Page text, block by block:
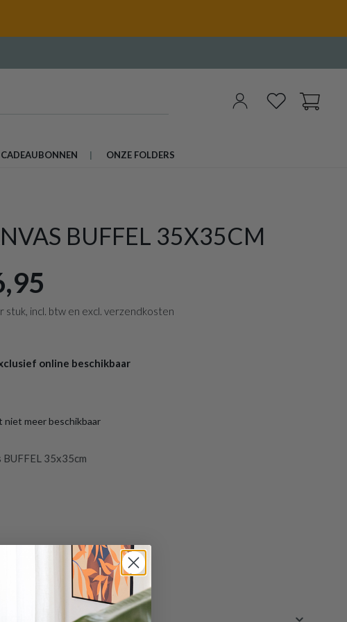
CADEAUBONNEN ONZE FOLDERS
BUFFEL 35X35CM
stuk, incl. btw en excl. verzendkosten
online beschikbaar
niet meer beschikbaar
BUFFEL 35x35cm